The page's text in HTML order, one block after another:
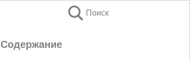
Поиск
Содержание